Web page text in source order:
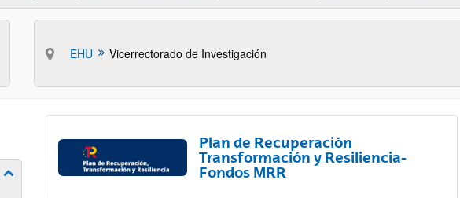
EHU Vicerrectorado de Investigación
Mostrar/ocultar subpáginas
Plan de Recuperación
Transformación y Resiliencia-
Fondos MRR